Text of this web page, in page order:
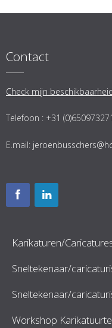
Contact
Check mijn
Telefoon : +31 (0)650973271
E.mail:
Karikaturen/
Sneltekenaar/
Sneltekenaar/
Workshop